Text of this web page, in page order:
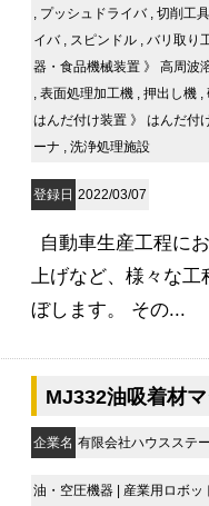
プッシュドライバ, 切削工具
イバ, スピンドル バリ取り
器・食品機械装置 》 高周波
表面処理加工機 押出し機
はんだ付け装置 》 はんだ付
ーナ
洗浄処理施設
登録日 2022/03/07
自動車生産工程に
上げなど、様々な
ぼします。 その...
MJ332油吸着材
企業名 有限会社ハウスステ
油・空圧機器 産業用ロボッ